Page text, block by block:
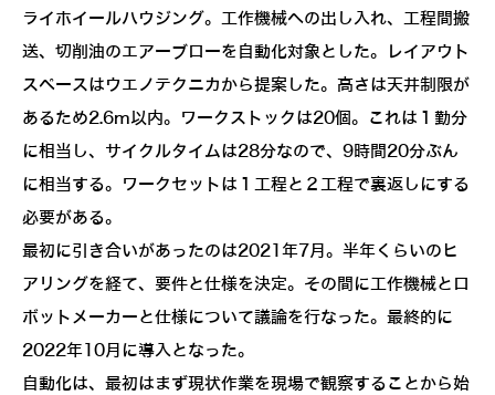
ライホイールハウジング。工作機械への出し入れ、工程間搬
送、切削油のエアーブローを自動化対象とした。レイアウト
スペースはウエノテクニカから提案した。高さは天井制限が
あるため2.6m以内。ワークストックは20個。これは１勤分
に相当し、サイクルタイムは28分なので、9時間20分ぶん
に相当する。ワークセットは１工程と２工程で裏返しにする
必要がある。
最初に引き合いがあったのは2021年7月。半年くらいのヒ
アリングを経て、要件と仕様を決定。その間に工作機械とロ
ボットメーカーと仕様について議論を行なった。最終的に
2022年10月に導入となった。
自動化は、最初はまず現状作業を現場で観察することから始